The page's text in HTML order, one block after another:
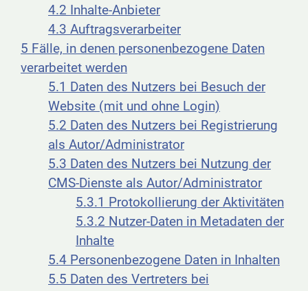
4.2 Inhalte-Anbieter
4.3 Auftragsverarbeiter
5 Fälle, in denen personenbezogene Daten
verarbeitet werden
5.1 Daten des Nutzers bei Besuch der
Website (mit und ohne Login)
5.2 Daten des Nutzers bei Registrierung
als Autor/Administrator
5.3 Daten des Nutzers bei Nutzung der
CMS-Dienste als Autor/Administrator
5.3.1 Protokollierung der Aktivitäten
5.3.2 Nutzer-Daten in Metadaten der
Inhalte
5.4 Personenbezogene Daten in Inhalten
5.5 Daten des Vertreters bei